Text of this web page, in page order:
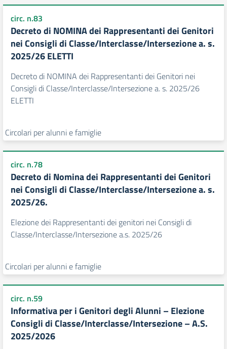
circ. n.83
Decreto di NOMINA dei Rappresentanti dei Genitori
nei Consigli di Classe/Interclasse/Intersezione a. s.
2025/26 ELETTI
Decreto di NOMINA dei Rappresentanti dei Genitori nei
Consigli di Classe/Interclasse/Intersezione a. s. 2025/26
ELETTI
Circolari per alunni e famiglie
circ. n.78
Decreto di Nomina dei Rappresentanti dei Genitori
nei Consigli di Classe/Interclasse/Intersezione a. s.
2025/26.
Elezione dei Rappresentanti dei genitori nei Consigli di
Classe/Interclasse/Intersezione a.s. 2025/26
Circolari per alunni e famiglie
circ. n.59
Informativa per i Genitori degli Alunni – Elezione
Consigli di Classe/Interclasse/Intersezione – A.S.
2025/2026